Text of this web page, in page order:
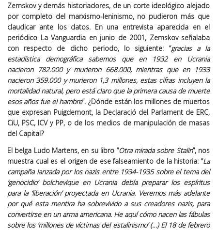
Zemskov y demás historiadores, de un corte ideológico alejado
por completo del marxismo-leninismo, no pudieron más que
claudicar ante los datos. En una entrevista aparecida en el
periódico La Vanguardia en junio de 2001, Zemskov señalaba
con respecto de dicho periodo, lo siguiente: “gracias a la
estadística demográfica sabemos que en 1932 en Ucrania
nacieron 782.000 y murieron 668.000, mientras que en 1933
nacieron 359.000 y murieron 1,3 millones, estas cifras incluyen la
mortalidad natural, pero está claro que la primera causa de muerte
esos años fue el hambre”. ¿Dónde están los millones de muertos
que expresan Puigdemont, la Declaració del Parlament de ERC,
CiU, PSC, ICV y PP, o de los medios de manipulación de masas
del Capital?
El belga Ludo Martens, en su libro “Otra mirada sobre Stalin”, nos
muestra cual es el origen de ese falseamiento de la historia: “La
campaña lanzada por los nazis entre 1934-1935 sobre el tema del
‘genocidio’ bolchevique en Ucrania debía preparar los espíritus
para la ‘liberación’ proyectada en Ucrania. Veremos más adelante
por qué esta mentira ha sobrevivido a sus creadores nazis, para
convertirse en un arma americana. He aquí cómo nacen las fábulas
sobre los ‘millones de víctimas del estalinismo’ (…) El 18 de febrero